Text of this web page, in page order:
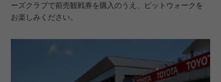
ーズクラブで前売観戦券を購入のうえ、ピットウォークを
お楽しみください。